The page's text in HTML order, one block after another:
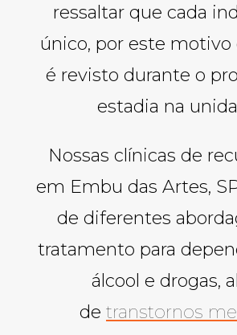
ressaltar que cada
único, por este motivo
é revisto durante o
estadia na
Nossas clínicas de
em Embu das Artes,
de diferentes
tratamento para
álcool e drogas,
de transtornos